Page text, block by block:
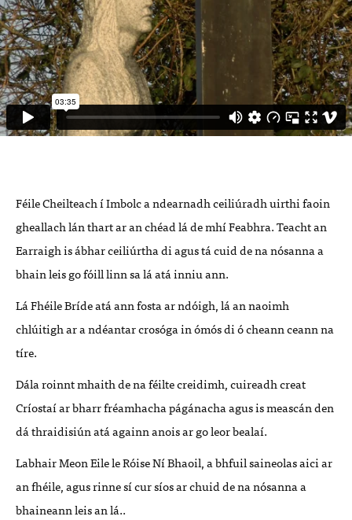
Féile Cheilteach í Imbolc a ndearnadh ceiliúradh uirthi faoin
gheallach lán thart ar an chéad lá de mhí Feabhra. Teacht an
Earraigh is ábhar ceiliúrtha di agus tá cuid de na nósanna a
bhain leis go fóill linn sa lá atá inniu ann.
Lá Fhéile Bríde atá ann fosta ar ndóigh, lá an naoimh
chlúitigh ar a ndéantar crosóga in ómós di ó cheann ceann na
tíre.
Dála roinnt mhaith de na féilte creidimh, cuireadh creat
Críostaí ar bharr fréamhacha págánacha agus is meascán den
dá thraidisiún atá againn anois ar go leor bealaí.
Labhair Meon Eile le Róise Ní Bhaoil, a bhfuil saineolas aici ar
an fhéile, agus rinne sí cur síos ar chuid de na nósanna a
bhaineann leis an lá..